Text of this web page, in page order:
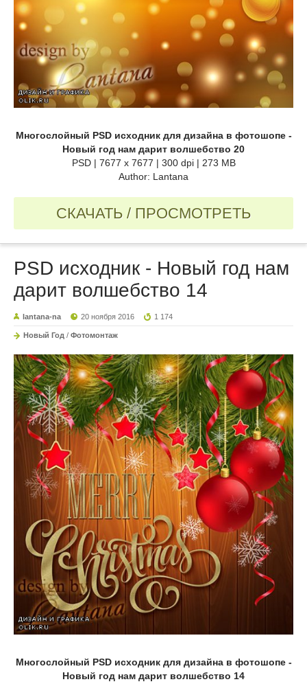
Многослойный PSD исходник для дизайна в фотошопе -
Новый год нам дарит волшебство 20
PSD | 7677 x 7677 | 300 dpi | 273 MB
Author: Lantana
СКАЧАТЬ / ПРОСМОТРЕТЬ
PSD исходник - Новый год нам
дарит волшебство 14
lantana-na 20 ноября 2016 1 174
Новый Год / Фотомонтаж
Многослойный PSD исходник для дизайна в фотошопе -
Новый год нам дарит волшебство 14